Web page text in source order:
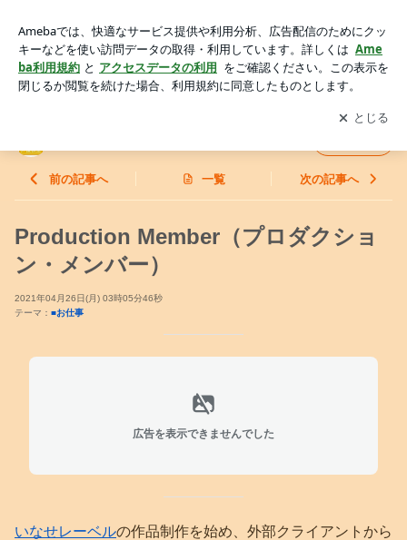
ニメ声優教室☆授業日誌
アプリをダウンロードして ブログの更新通知
を受け取りまし
ょう。
開く
前の記事へ 一覧 次の記事へ
Production Member（プロダクショ
ン・メンバー）
2021年04月26日(月) 03時05分46秒
テーマ： ■お仕事
広告を表示できませんでした
いなせレーベルの作品制作を始め、外部クライアントから